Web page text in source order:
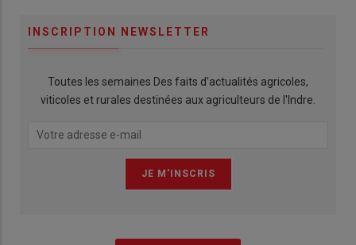
INSCRIPTION NEWSLETTER
Toutes les semaines Des faits d'actualités agricoles,
viticoles et rurales destinées aux agriculteurs de l'Indre.